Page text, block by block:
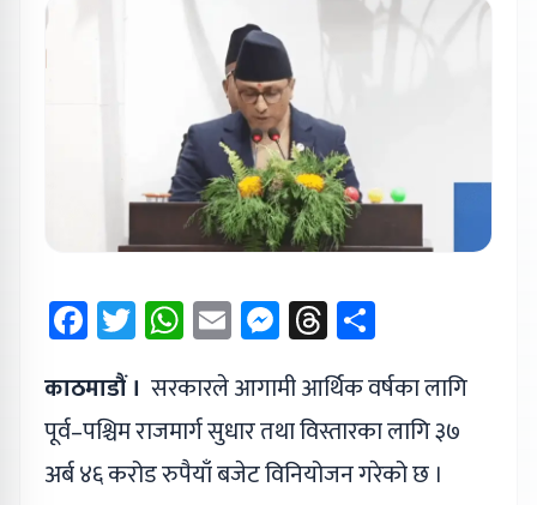
Facebook
Twitter
WhatsApp
EmailMessenger
Threads
काठमाडौं । सरकारले आगामी आर्थिक वर्षका लागि
पूर्व–पश्चिम राजमार्ग सुधार तथा विस्तारका लागि ३७
अर्ब ४६ करोड रुपैयाँ बजेट विनियोजन गरेको छ ।